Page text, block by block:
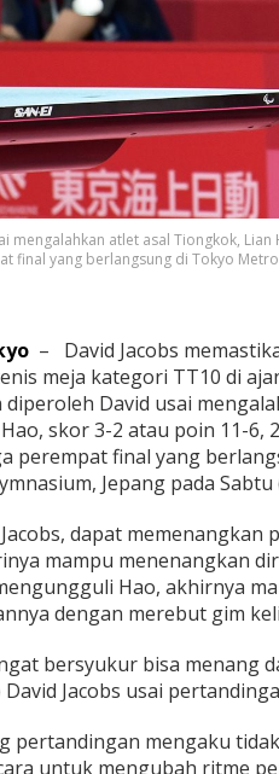
mengalahkan atlet asal Tiongkok,
final yang berlangsung di Tokyo
–
David Jacobs
meja kategori TT10 di
diperoleh David usai
skor 3-2 atau poin 11-6,
perempat final yang
Jepang pada Sabtu
dapat memenangkan
mampu menenangkan
Hao, akhirnya
dengan merebut gim
bersyukur bisa menang
David Jacobs usai
pertandingan mengaku
untuk mengubah ritme